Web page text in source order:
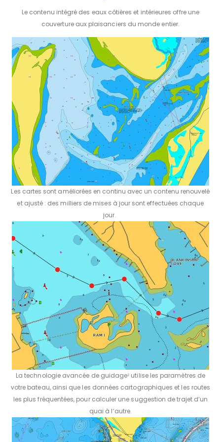
Le contenu intégré des eaux côtières et intérieures offre une
couverture aux plaisanciers du monde entier.
Les cartes sont améliorées en continu avec un contenu renouvelé
et ajusté : des milliers de mises à jour sont effectuées chaque
jour.
La technologie avancée de guidage2 utilise les paramètres de
votre bateau, ainsi que les données cartographiques et les routes
les plus fréquentées, pour calculer une suggestion de trajet d’un
quai à l’autre.